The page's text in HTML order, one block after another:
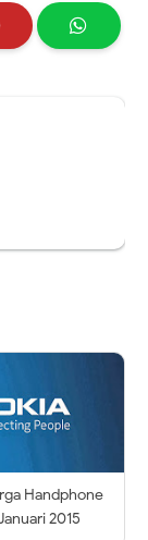
Handphone
2015